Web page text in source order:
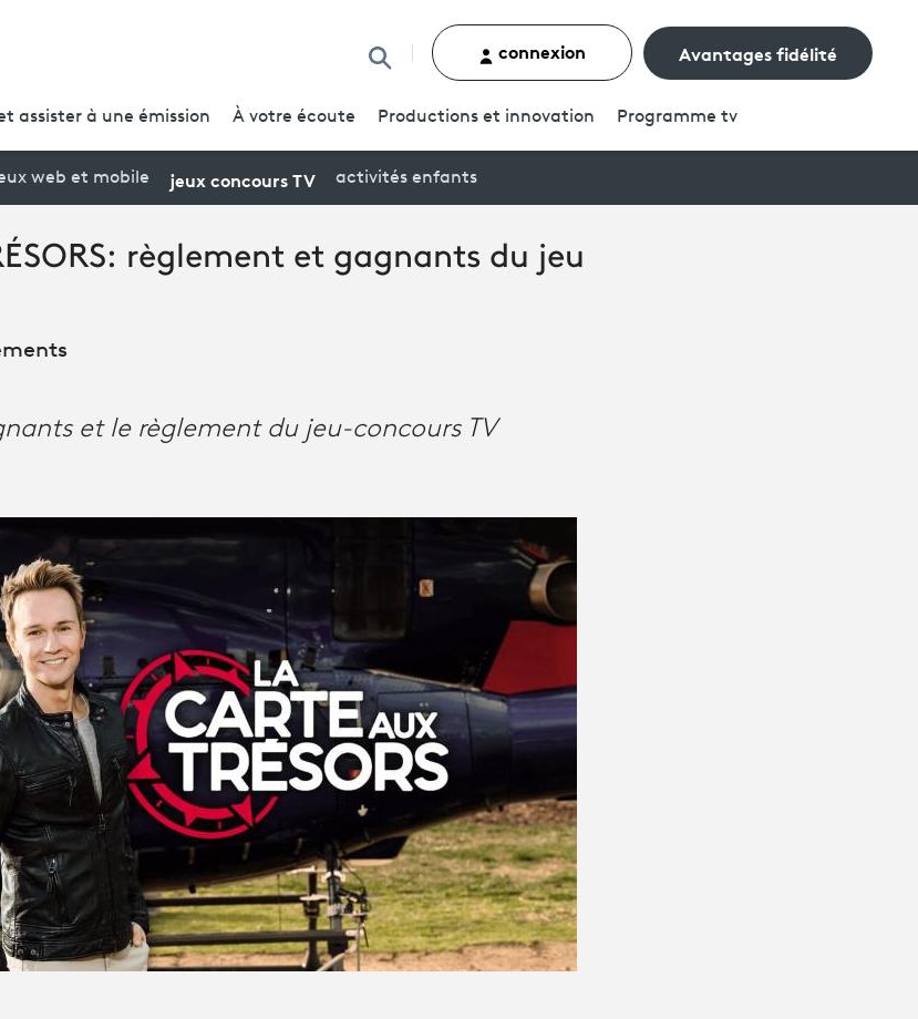
Rechercher un contenu
connexion Avantages fidélité
assister à une émission À votre écoute Productions et innovation Programme tv
web et mobile jeux concours TV activités enfants
règlement et gagnants du jeu
et le règlement du jeu-concours TV